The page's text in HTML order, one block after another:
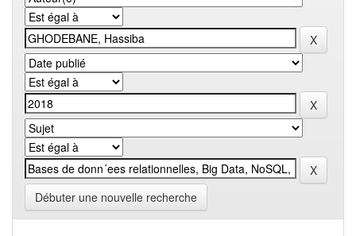
Débuter une nouvelle recherche